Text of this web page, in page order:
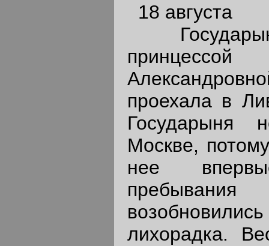
18 августа
проехала в
Государыня
Москве,
нее
лихорадка.